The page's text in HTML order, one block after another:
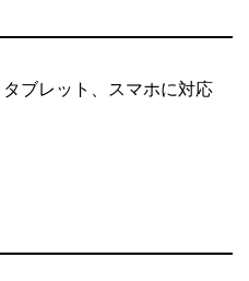
ブレット、スマホに対応